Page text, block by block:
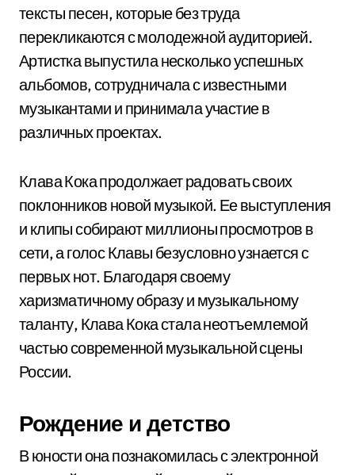
тексты песен, которые без труда
перекликаются с молодежной аудиторией.
Артистка выпустила несколько успешных
альбомов, сотрудничала с известными
музыкантами и принимала участие в
различных проектах.
Клава Кока продолжает радовать своих
поклонников новой музыкой. Ее выступления
и клипы собирают миллионы просмотров в
сети, а голос Клавы безусловно узнается с
первых нот. Благодаря своему
харизматичному образу и музыкальному
таланту, Клава Кока стала неотъемлемой
частью современной музыкальной сцены
России.
Рождение и детство
В юности она познакомилась с электронной